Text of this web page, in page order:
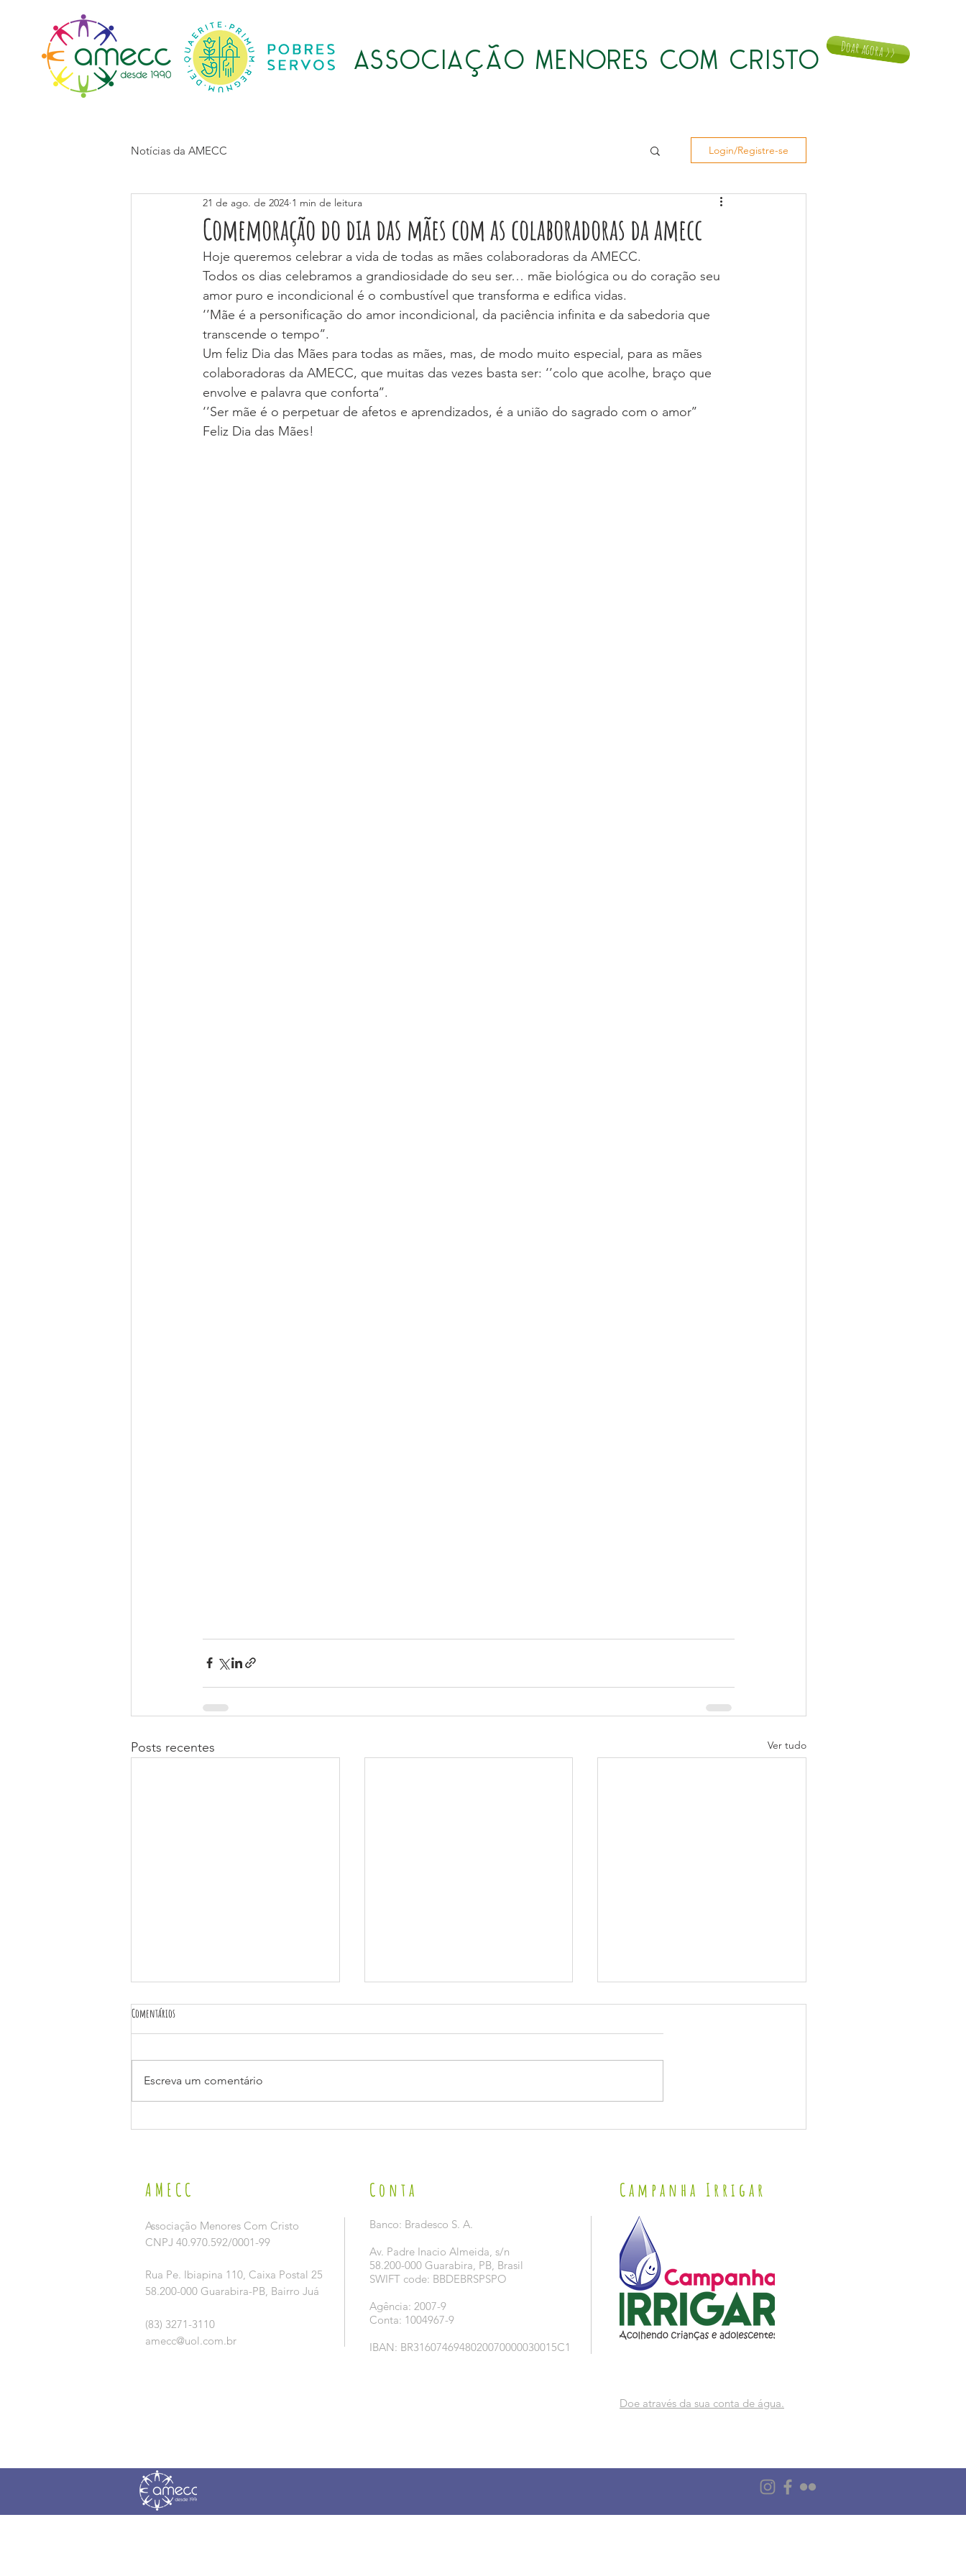
ASSOCIAÇÃO MENORES COM CRISTO Doar agora >>
Notícias da AMECC Login/Registre-se
Comemoração do dia das mães com as colaboradoras da amecc
21 de ago. de 2024 1 min de leitura
Hoje queremos celebrar a vida de todas as mães colaboradoras da AMECC.
Todos os dias celebramos a grandiosidade do seu ser… mãe biológica ou do coração seu
amor puro e incondicional é o combustível que transforma e edifica vidas.
‘’Mãe é a personificação do amor incondicional, da paciência infinita e da sabedoria que
transcende o tempo’’.
Um feliz Dia das Mães para todas as mães, mas, de modo muito especial, para as mães
colaboradoras da AMECC, que muitas das vezes basta ser: ‘’colo que acolhe, braço que
envolve e palavra que conforta’’.
‘’Ser mãe é o perpetuar de afetos e aprendizados, é a união do sagrado com o amor’’
Feliz Dia das Mães!
Posts recentes Ver tudo
Comentários
Escreva um comentário
AMECC
Associação Menores Com Cristo
CNPJ 40.970.592/0001-99
Rua Pe. Ibiapina 110, Caixa Postal 25
58.200-000 Guarabira-PB, Bairro Juá
(83) 3271-3110
amecc@uol.com.br
Conta
Banco: Bradesco S. A.
Av. Padre Inacio Almeida, s/n
58.200-000 Guarabira, PB, Brasil
SWIFT code: BBDEBRSPSPO
Agência: 2007-9
Conta: 1004967-9
IBAN: BR3160746948020070000030015C1
Campanha Irrigar
Doe através da sua conta de água.